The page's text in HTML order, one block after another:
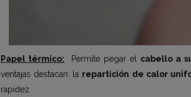
Papel térmico: Permite pegar el cabello a
ventajas destacan: la repartición de calor
rapidez.